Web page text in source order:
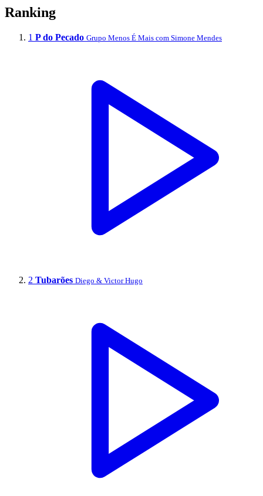
Ranking
1 P do Pecado Grupo Menos É Mais com Simone Mendes
2 Tubarões Diego & Victor Hugo